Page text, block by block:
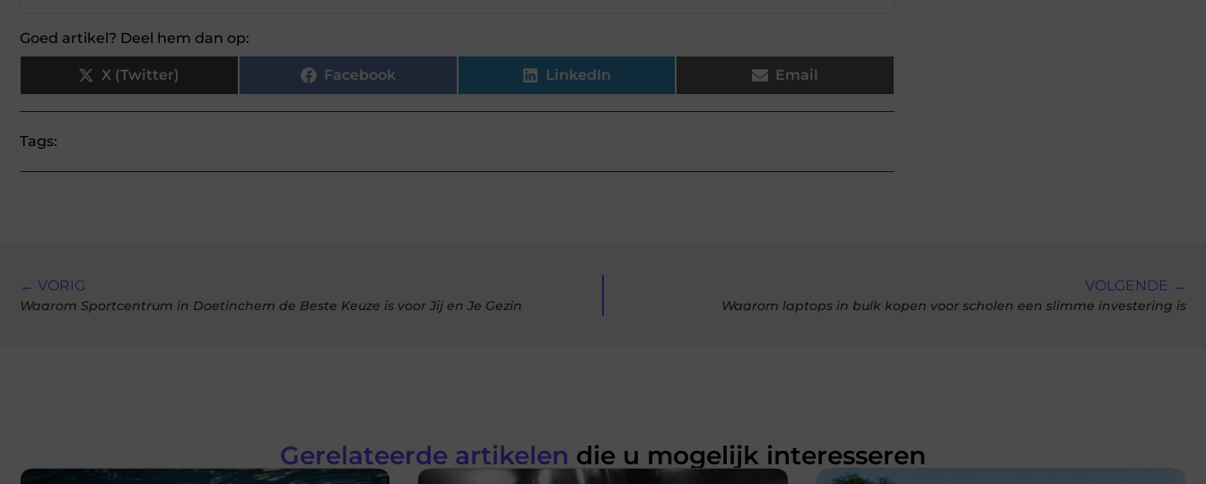
Goed artikel? Deel hem dan op:
X (Twitter) Facebook LinkedIn Email
Tags:
← VORIG
Waarom Sportcentrum in Doetinchem de Beste Keuze is voor Jij en Je Gezin
VOLGENDE →
Waarom laptops in bulk kopen voor scholen een slimme investering is
Gerelateerde artikelen die u mogelijk interesseren